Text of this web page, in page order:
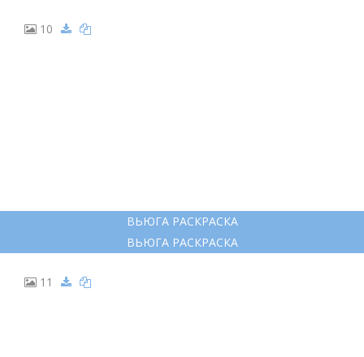
10
ВЬЮГА РАСКРАСКА
ВЬЮГА РАСКРАСКА
11